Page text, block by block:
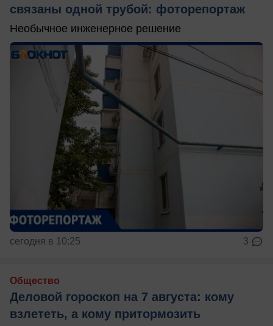
связаны одной трубой: фоторепортаж
Необычное инженерное решение
сегодня в 10:25 3
Общество
Деловой гороскоп на 7 августа: кому
взлететь, а кому притормозить